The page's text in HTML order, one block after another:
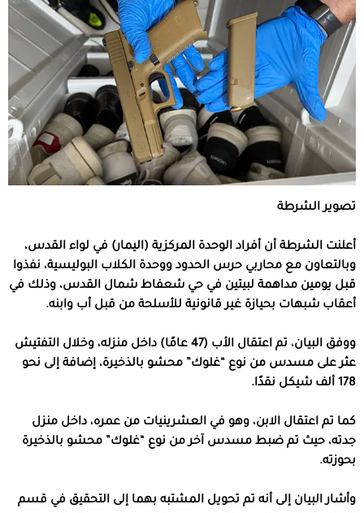
تصوير الشرطة
أعلنت الشرطة أن أفراد الوحدة المركزية (اليمار) في لواء القدس،
وبالتعاون مع محاربي حرس الحدود ووحدة الكلاب البوليسية، نفذوا
قبل يومين مداهمة لبيتين في حي شعفاط شمال القدس، وذلك في
أعقاب شبهات بحيازة غير قانونية للأسلحة من قبل أب وابنه.
ووفق البيان، تم اعتقال الأب (47 عامًا) داخل منزله، وخلال التفتيش
عثر على مسدس من نوع “غلوك” محشو بالذخيرة، إضافة إلى نحو
178 ألف شيكل نقدًا.
كما تم اعتقال الابن، وهو في العشرينيات من عمره، داخل منزل
جدته، حيث تم ضبط مسدس آخر من نوع “غلوك” محشو بالذخيرة
بحوزته.
وأشار البيان إلى أنه تم تحويل المشتبه بهما إلى التحقيق في قسم